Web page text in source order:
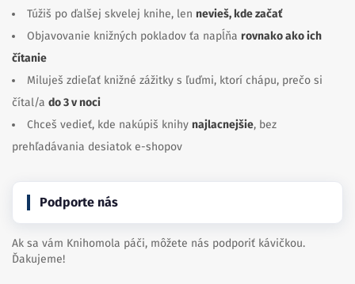
Túžiš po ďalšej skvelej knihe, len nevieš, kde začať
Objavovanie knižných pokladov ťa napĺňa rovnako ako ich
čítanie
Miluješ zdieľať knižné zážitky s ľuďmi, ktorí chápu, prečo si
čítal/a do 3 v noci
Chceš vedieť, kde nakúpiš knihy najlacnejšie, bez
prehľadávania desiatok e-shopov
Podporte nás
Ak sa vám Knihomola páči, môžete nás podporiť kávičkou.
Ďakujeme!